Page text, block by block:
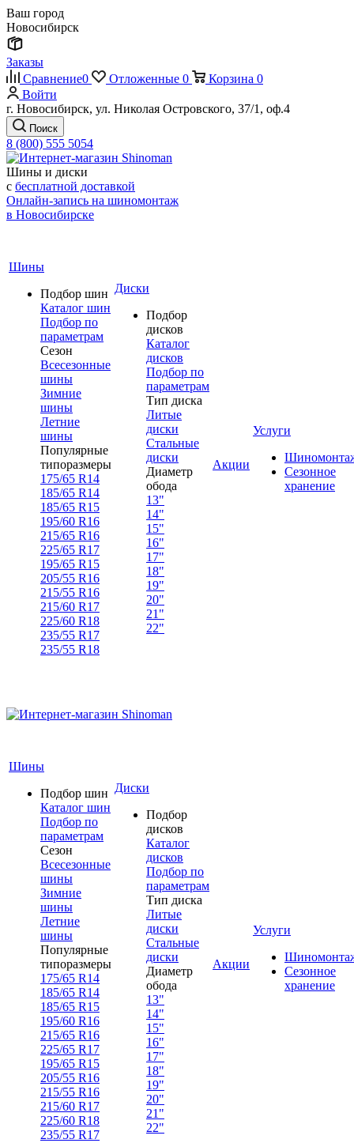
Ваш город
Новосибирск
Заказы
Сравнение0 Отложенные 0 Корзина 0
Войти
г. Новосибирск, ул. Николая Островского, 37/1, оф.4
Поиск
8 (800) 555 5054
Шины и диски
с бесплатной доставкой
Онлайн-запись на шиномонтаж
в Новосибирске
Шины
Подбор шин
Каталог шин
Подбор по
параметрам
Сезон
Всесезонные
шины
Зимние
шины
Летние
шины
Популярные
типоразмеры
175/65 R14
185/65 R14
185/65 R15
195/60 R16
215/65 R16
225/65 R17
195/65 R15
205/55 R16
215/55 R16
215/60 R17
225/60 R18
235/55 R17
235/55 R18
Диски
Подбор
дисков
Каталог
дисков
Подбор по
параметрам
Тип диска
Литые
диски
Стальные
диски
Диаметр
обода
13"
14"
15"
16"
17"
18"
19"
20"
21"
22"
Акции
Услуги
Сезонное
хранение
Шины
Подбор шин
Каталог шин
Подбор по
параметрам
Сезон
Всесезонные
шины
Зимние
шины
Летние
шины
Популярные
типоразмеры
175/65 R14
185/65 R14
185/65 R15
195/60 R16
215/65 R16
225/65 R17
195/65 R15
205/55 R16
215/55 R16
215/60 R17
225/60 R18
235/55 R17
Диски
Подбор
дисков
Каталог
дисков
Подбор по
параметрам
Тип диска
Литые
диски
Стальные
диски
Диаметр
обода
13"
14"
15"
16"
17"
18"
19"
20"
21"
22"
Акции
Услуги
Сезонное
хранение